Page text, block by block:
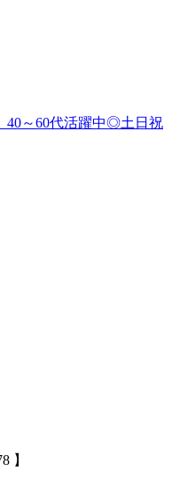
40～60代活躍中◎土日祝
】